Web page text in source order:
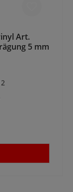
Art.
5 mm